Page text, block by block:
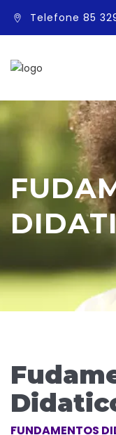
Telefone 85
FUNDAMENTOS